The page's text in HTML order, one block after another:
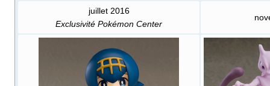
juillet 2016
Exclusivité Pokémon Center